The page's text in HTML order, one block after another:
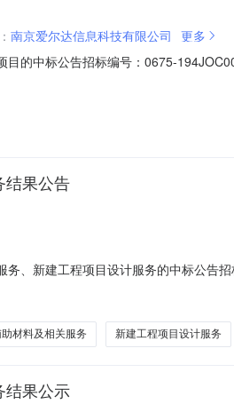
南京爱尔达信息科技有限公司 更多
的中标公告招标编号：0675-
三、招标公告媒体及日期：中招联合
结果公告
、新建工程项目设计服务的中标公告
公建设设计服务、辅助材料及相关服
材料及相关服务 新建工程项目设计服务
结果公示